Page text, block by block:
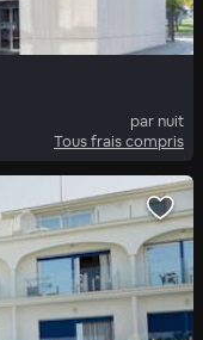
par nuit
Tous frais compris